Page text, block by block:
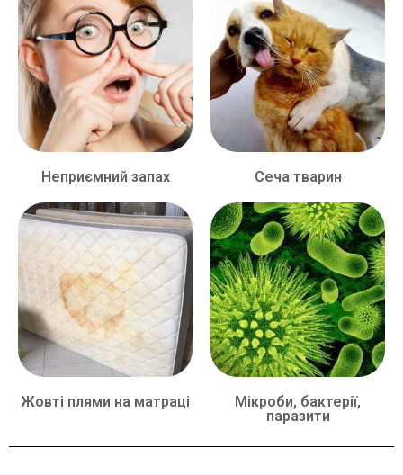
Неприємний запах Сеча тварин
Жовті плями на матраці
Мікроби, бактерії,
паразити